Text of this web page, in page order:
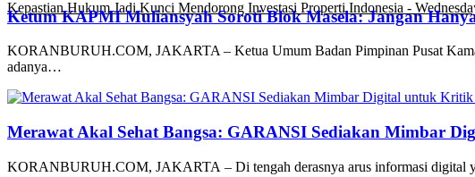
Kepastian Hukum Jadi Kunci Mendorong Investasi Properti Indonesia -
Ketum KAPMI Muliansyah Soroti Blok Masela: Jangan
KORANBURUH.COM, JAKARTA – Ketua Umum Badan Pimpinan Pusat
adanya…
Merawat Akal Sehat Bangsa: GARANSI Sediakan Mimbar
KORANBURUH.COM, JAKARTA – Di tengah derasnya arus informasi digital